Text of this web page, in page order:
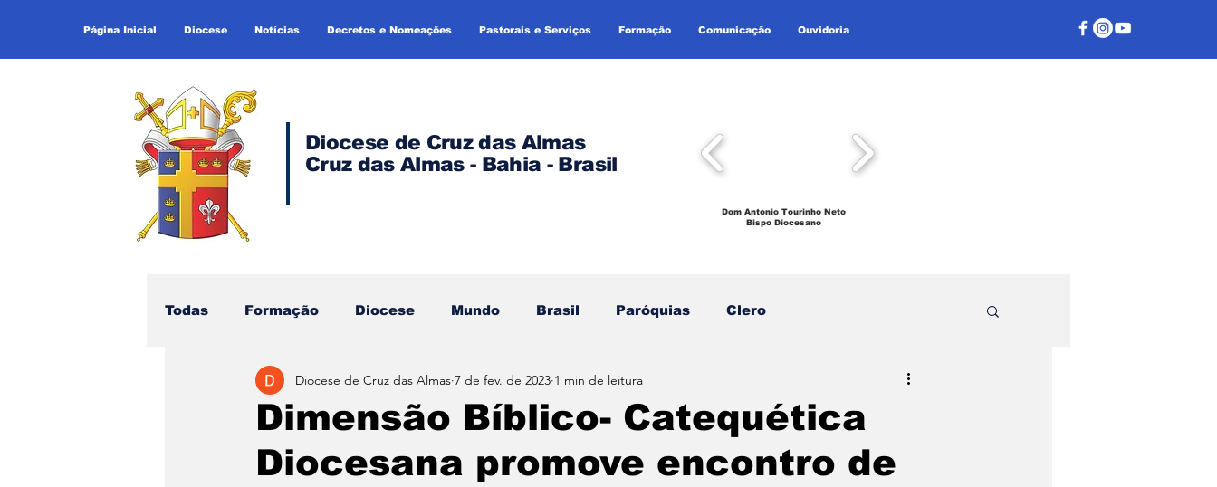
Página Inicial Diocese Notícias Decretos e Nomeações Pastorais e Serviços Formação Comunicação Ouvidoria
Diocese de Cruz das Almas
Cruz das Almas - Bahia - Brasil
Dom Antonio Tourinho Neto
Bispo Diocesano
Todas Formação Diocese Mundo Brasil Paróquias Clero
Dimensão Bíblico- Catequética
Diocesana promove encontro de
Diocese de Cruz das Almas 7 de fev. de 2023 1 min de leitura